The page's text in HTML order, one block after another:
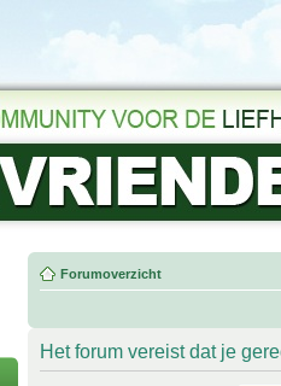
Forumoverzicht
Het forum vereist dat je